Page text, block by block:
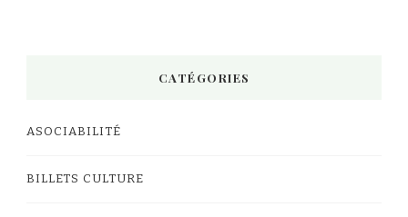
CATÉGORIES
ASOCIABILITÉ
BILLETS CULTURE